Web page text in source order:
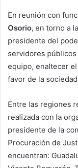
En reunión con
Osorio, en torno a
presidente del
servidores
equipo, enaltecer
favor de la
Entre las regiones
realizada con la
presidente de la
Procuración de
encuentran: